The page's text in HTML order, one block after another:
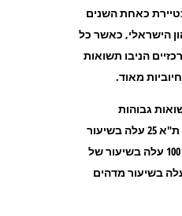
שנת 2009 מצטיירת כאחת השנים
הישראלי, כאשר כל
הניבו תשואות
מאוד.
גבוהות
במיוחד, כאשר מדד ת"א 25 עלה בשיעור
של 45.2%, מדד ת"א 100 עלה בשיעור של
ומדד ת"א 75 עלה בשיעור מדהים